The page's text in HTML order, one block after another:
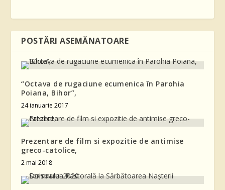
POSTĂRI ASEMĂNATOARE
“Octava de rugaciune ecumenica în Parohia
Poiana, Bihor”,
24 ianuarie 2017
Prezentare de film si expozitie de antimise
greco-catolice,
2 mai 2018